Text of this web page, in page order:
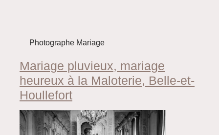
Photographe Mariage
Mariage pluvieux, mariage
heureux à la Maloterie, Belle-et-
Houllefort